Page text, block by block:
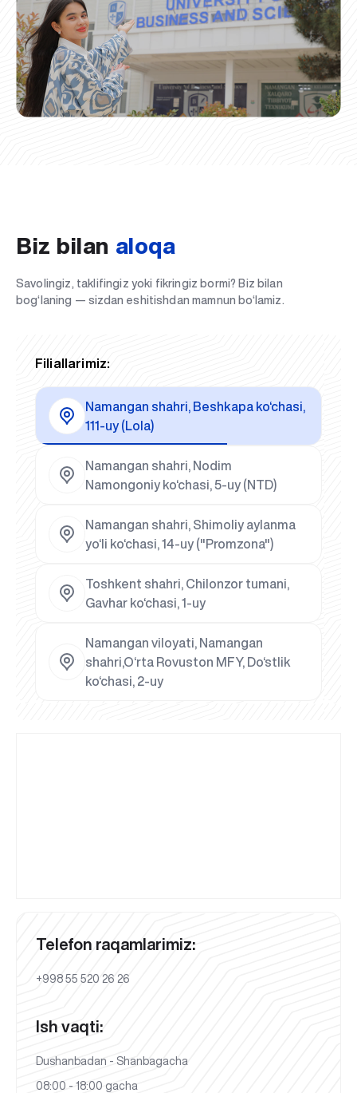
Biz bilan aloqa
Savolingiz, taklifingiz yoki fikringiz bormi? Biz bilan
bog‘laning — sizdan eshitishdan mamnun bo‘lamiz.
Filiallarimiz:
Namangan shahri, Beshkapa ko‘chasi,
111-uy (Lola)
Namangan shahri, Nodim
Namongoniy ko‘chasi, 5-uy (NTD)
Namangan shahri, Shimoliy aylanma
yo‘li ko‘chasi, 14-uy ("Promzona")
Toshkent shahri, Chilonzor tumani,
Gavhar ko‘chasi, 1-uy
Namangan viloyati, Namangan
shahri,O‘rta Rovuston MFY, Do‘stlik
ko‘chasi, 2-uy
Telefon raqamlarimiz:
+998 55 520 26 26
Ish vaqti:
Dushanbadan - Shanbagacha
08:00 - 18:00 gacha